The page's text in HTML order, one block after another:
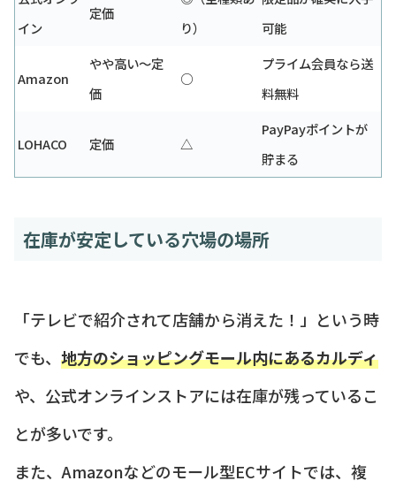
イン
定価
り）
可能
Amazon
やや高い〜定
価
○
プライム会員なら送
料無料
LOHACO 定価 △
PayPayポイントが
貯まる
在庫が安定している穴場の場所
「テレビで紹介されて店舗から消えた！」という時
でも、 地方のショッピングモール内にあるカルディ
や、公式オンラインストアには在庫が残っているこ
とが多いです。
また、Amazonなどのモール型ECサイトでは、複